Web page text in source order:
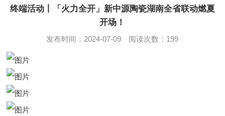
终端活动丨「火力全开」新中源陶瓷湖南全省联动燃夏
开场！
发布时间：2024-07-09 阅读次数：199